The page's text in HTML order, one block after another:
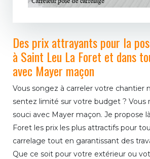
Des prix attrayants pour la
à Saint Leu La Foret et dans
avec Mayer maçon
Vous songez à carreler votre chantier
sentez limité sur votre budget ? Vous
souci avec Mayer maçon. Je propose
Foret les prix les plus attractifs pour
carrelage tout en garantissant des
Que ce soit pour votre extérieur ou